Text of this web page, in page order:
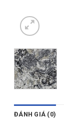
ĐÁNH GIÁ (0)